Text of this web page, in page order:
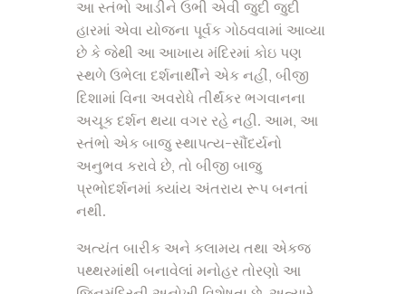
આ સ્તંભો આડીને ઉભી એવી જુદી જુદી
હારમાં એવા યોજના પૂર્વક ગોઠવવામાં આવ્યા
છે કે જેથી આ આખાય મંદિરમાં કોઇ પણ
સ્થળે ઉભેલા દર્શનાર્થીને એક નહીં, બીજી
દિશામાં વિના અવરોધે તીર્થંકર ભગવાનના
અચૂક દર્શન થયા વગર રહે નહી. આમ, આ
સ્તંભો એક બાજુ સ્થાપત્ય-સૌંદર્યનો
અનુભવ કરાવે છે, તો બીજી બાજુ
પ્રભોદર્શનમાં ક્યાંય અંતરાય રૂપ બનતાં
નથી.
અત્યંત બારીક અને કલામય તથા એકજ
પથ્થરમાંથી બનાવેલાં મનોહર તોરણો આ